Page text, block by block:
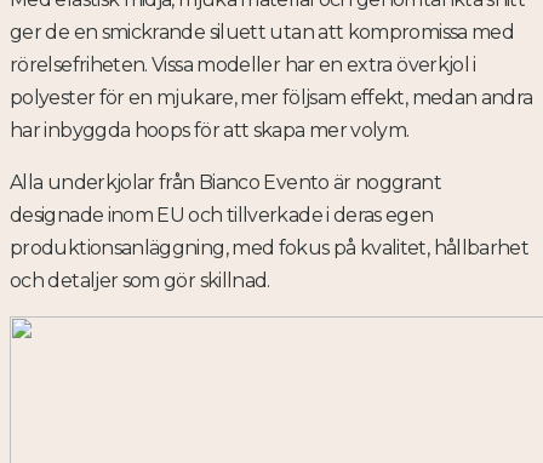
ger de en smickrande siluett utan att kompromissa med
rörelsefriheten. Vissa modeller har en extra överkjol i
polyester för en mjukare, mer följsam effekt, medan andra
har inbyggda hoops för att skapa mer volym.
Alla underkjolar från Bianco Evento är noggrant
designade inom EU och tillverkade i deras egen
produktionsanläggning, med fokus på kvalitet, hållbarhet
och detaljer som gör skillnad.